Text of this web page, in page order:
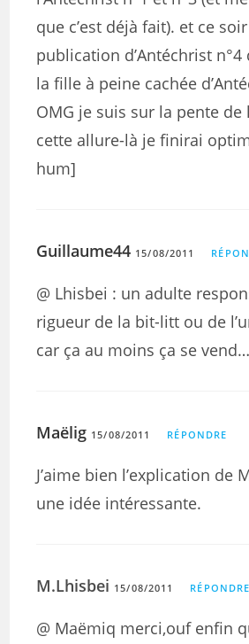
que c’est déjà fait). et ce
publication d’Antéchrist n°4
la fille à peine cachée
OMG je suis sur la pente
cette allure-là je finirai
hum]
Guillaume44 15/08/2011
@ Lhisbei : un adulte
rigueur de la bit-litt ou de
car ça au moins ça se vend…
Maëlig 15/08/2011 RÉPONDRE
J’aime bien l’explication de
une idée intéressante.
M.Lhisbei 15/08/2011 RÉPONDRE
@ Maëmiq merci,ouf enfin